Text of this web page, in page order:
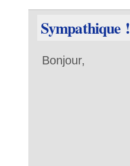
Sympathique !
Bonjour,